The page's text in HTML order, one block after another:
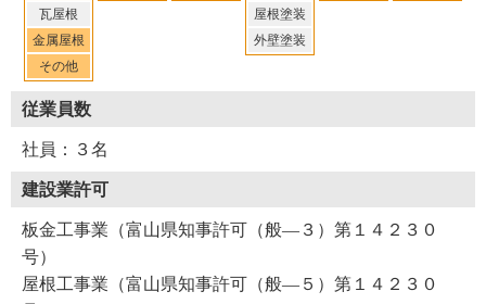
瓦屋根
金属屋根
その他
屋根塗装
外壁塗装
従業員数
社員：３名
建設業許可
板金工事業（富山県知事許可（般―３）第１４２３０
号）
屋根工事業（富山県知事許可（般―５）第１４２３０